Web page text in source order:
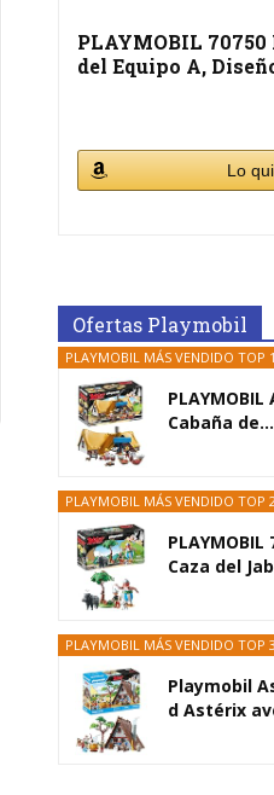
PLAYMOBIL
del Equipo A,
Lo
Ofertas Playmobil
PLAYMOBIL MÁS VENDIDO TOP 1
Cabaña de...
PLAYMOBIL MÁS VENDIDO TOP 2
Caza del
PLAYMOBIL MÁS VENDIDO TOP 3
Playmobil
d Astérix